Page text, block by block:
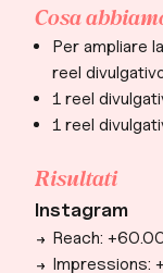
Cosa
Per ampliare
reel
1 reel
1 reel
Risultati
Instagram
Reach:
Impressions: